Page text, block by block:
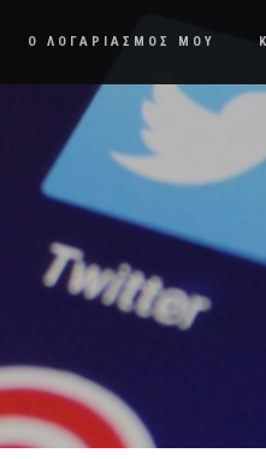
Ο ΛΟΓΑΡΙΑΣΜΟΣ ΜΟΥ